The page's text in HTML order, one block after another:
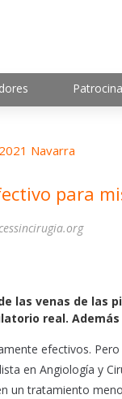
Navarra
para
las venas de las
real.
efectivos.
en Angiología y
un tratamiento